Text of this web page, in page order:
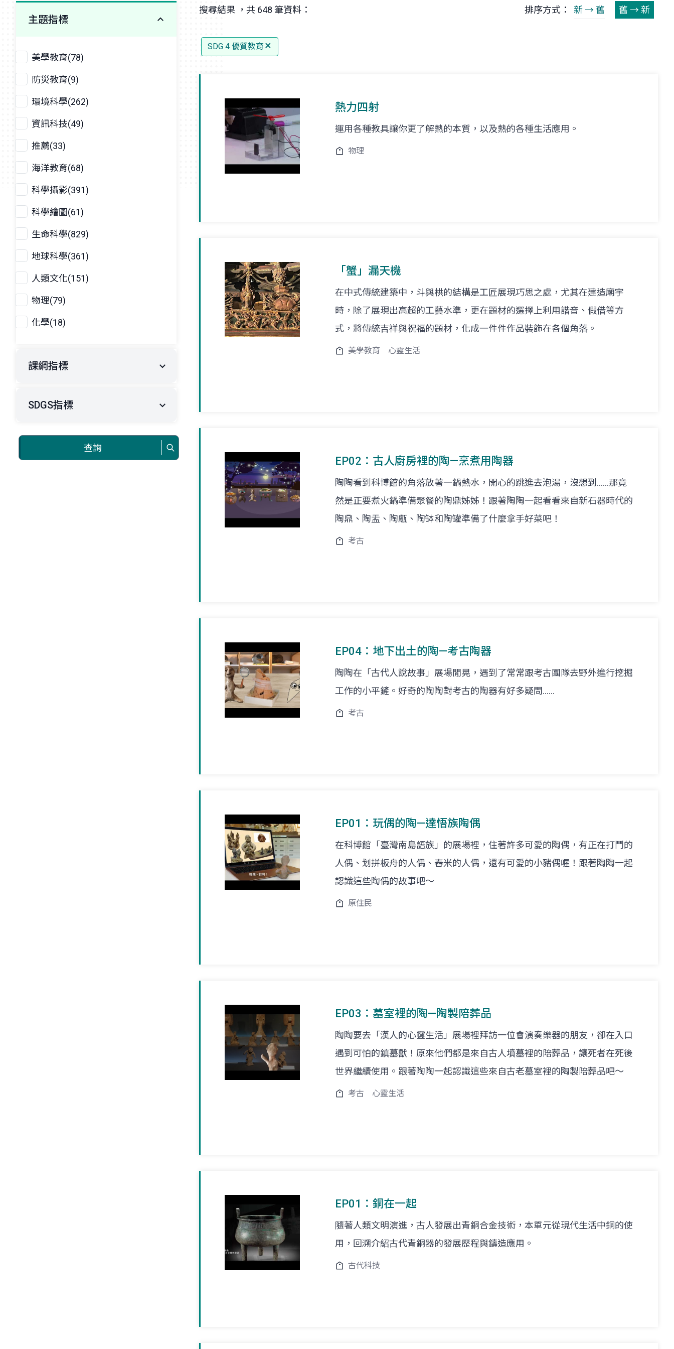
主題指標
美學教育(78)
防災教育(9)
環境科學(262)
資訊科技(49)
推薦(33)
海洋教育(68)
科學攝影(391)
科學繪圖(61)
生命科學(829)
地球科學(361)
人類文化(151)
物理(79)
化學(18)
課綱指標
SDGS指標
查詢
搜尋結果 ，共 648 筆資料： 排序方式： 新 → 舊 舊 → 新
SDG 4 優質教育
熱力四射
運用各種教具讓你更了解熱的本質，以及熱的各種生活應用。
物理
「蟹」漏天機
在中式傳統建築中，斗與栱的結構是工匠展現巧思之處，尤其在建造廟宇
時，除了展現出高超的工藝水準，更在題材的選擇上利用諧音、假借等方
式，將傳統吉祥與祝福的題材，化成一件件作品裝飾在各個角落。
美學教育 心靈生活
EP02：古人廚房裡的陶—烹煮用陶器
陶陶看到科博館的角落放著一鍋熱水，開心的跳進去泡湯，沒想到......那竟
然是正要煮火鍋準備聚餐的陶鼎姊姊！跟著陶陶一起看看來自新石器時代的
陶鼎、陶盂、陶甗、陶缽和陶罐準備了什麼拿手好菜吧！
考古
EP04：地下出土的陶—考古陶器
陶陶在「古代人說故事」展場閒晃，遇到了常常跟考古團隊去野外進行挖掘
工作的小平鏟。好奇的陶陶對考古的陶器有好多疑問......
考古
EP01：玩偶的陶—達悟族陶偶
在科博館「臺灣南島語族」的展場裡，住著許多可愛的陶偶，有正在打鬥的
人偶、划拼板舟的人偶、舂米的人偶，還有可愛的小豬偶喔！跟著陶陶一起
認識這些陶偶的故事吧～
原住民
EP03：墓室裡的陶—陶製陪葬品
陶陶要去「漢人的心靈生活」展場裡拜訪一位會演奏樂器的朋友，卻在入口
遇到可怕的鎮墓獸！原來他們都是來自古人墳墓裡的陪葬品，讓死者在死後
世界繼續使用。跟著陶陶一起認識這些來自古老墓室裡的陶製陪葬品吧～
考古 心靈生活
EP01：銅在一起
隨著人類文明演進，古人發展出青銅合金技術，本單元從現代生活中銅的使
用，回溯介紹古代青銅器的發展歷程與鑄造應用。
古代科技